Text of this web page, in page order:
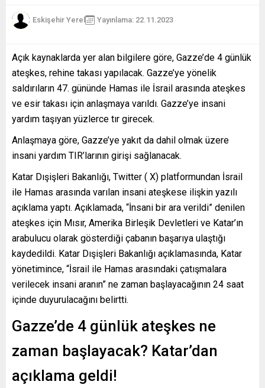
Eskişehir Yerel Yayınlama: 22.11.2023
Açık kaynaklarda yer alan bilgilere göre, Gazze’de 4 günlük
ateşkes, rehine takası yapılacak. Gazze’ye yönelik
saldırıların 47. gününde Hamas ile İsrail arasında ateşkes
ve esir takası için anlaşmaya varıldı. Gazze’ye insani
yardım taşıyan yüzlerce tır girecek.
Anlaşmaya göre, Gazze’ye yakıt da dahil olmak üzere
insani yardım TIR’larının girişi sağlanacak.
Katar Dışişleri Bakanlığı, Twitter ( X) platformundan İsrail
ile Hamas arasında varılan insani ateşkese ilişkin yazılı
açıklama yaptı. Açıklamada, “İnsani bir ara verildi” denilen
ateşkes için Mısır, Amerika Birleşik Devletleri ve Katar’ın
arabulucu olarak gösterdiği çabanın başarıya ulaştığı
kaydedildi. Katar Dışişleri Bakanlığı açıklamasında, Katar
yönetimince, “İsrail ile Hamas arasındaki çatışmalara
verilecek insani aranın” ne zaman başlayacağının 24 saat
içinde duyurulacağını belirtti.
Gazze’de 4 günlük ateşkes ne
zaman başlayacak? Katar’dan
açıklama geldi!